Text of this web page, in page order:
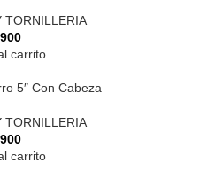
TORNILLERIA
carrito
5″ Con Cabeza
TORNILLERIA
carrito